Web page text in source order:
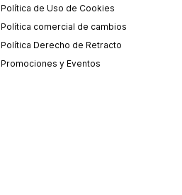
Política de Uso de Cookies
Política comercial de cambios
Política Derecho de Retracto
Promociones y Eventos